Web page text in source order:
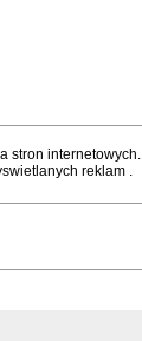
stron internetowych.
reklam .